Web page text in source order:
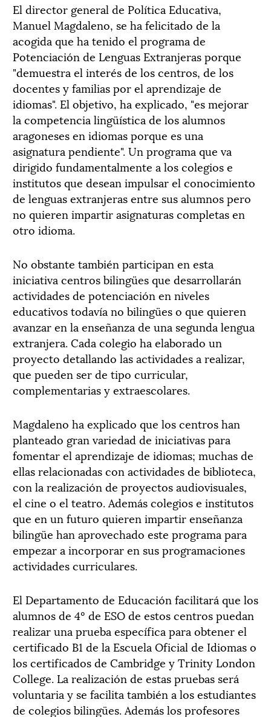
El director general de Política Educativa,
Manuel Magdaleno, se ha felicitado de la
acogida que ha tenido el programa de
Potenciación de Lenguas Extranjeras porque
"demuestra el interés de los centros, de los
docentes y familias por el aprendizaje de
idiomas". El objetivo, ha explicado, "es mejorar
la competencia lingüística de los alumnos
aragoneses en idiomas porque es una
asignatura pendiente". Un programa que va
dirigido fundamentalmente a los colegios e
institutos que desean impulsar el conocimiento
de lenguas extranjeras entre sus alumnos pero
no quieren impartir asignaturas completas en
otro idioma.
No obstante también participan en esta
iniciativa centros bilingües que desarrollarán
actividades de potenciación en niveles
educativos todavía no bilingües o que quieren
avanzar en la enseñanza de una segunda lengua
extranjera. Cada colegio ha elaborado un
proyecto detallando las actividades a realizar,
que pueden ser de tipo curricular,
complementarias y extraescolares.
Magdaleno ha explicado que los centros han
planteado gran variedad de iniciativas para
fomentar el aprendizaje de idiomas; muchas de
ellas relacionadas con actividades de biblioteca,
con la realización de proyectos audiovisuales,
el cine o el teatro. Además colegios e institutos
que en un futuro quieren impartir enseñanza
bilingüe han aprovechado este programa para
empezar a incorporar en sus programaciones
actividades curriculares.
El Departamento de Educación facilitará que los
alumnos de 4º de ESO de estos centros puedan
realizar una prueba específica para obtener el
certificado B1 de la Escuela Oficial de Idiomas o
los certificados de Cambridge y Trinity London
College. La realización de estas pruebas será
voluntaria y se facilita también a los estudiantes
de colegios bilingües. Además los profesores